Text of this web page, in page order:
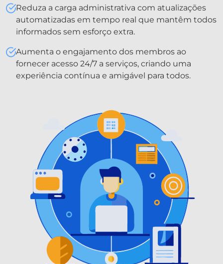
Reduza a carga administrativa com atualizações
automatizadas em tempo real que mantêm todos
informados sem esforço extra.
Aumenta o engajamento dos membros ao
fornecer acesso 24/7 a serviços, criando uma
experiência contínua e amigável para todos.